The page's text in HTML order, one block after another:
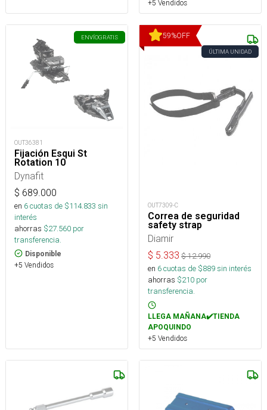
+5 Vendidos
ENVÍOGRATIS
OUT36381
Fijación Esqui St
Rotation 10
Dynafit
$ 689.000
en 6cuotas de $114.833 sin
interés
ahorras $27.560 por
transferencia.
Disponible
+5 Vendidos
59%OFF
ÚLTIMA UNIDAD
OUT7309-C
Correa de seguridad
safety strap
Diamir
$ 5.333 $12.990
en 6cuotas de $889sin interés
ahorras $210 por
transferencia.
LLEGA MAÑANA✔️TIENDA
APOQUINDO
+5 Vendidos